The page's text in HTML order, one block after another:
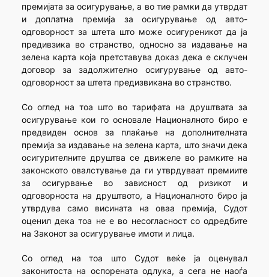
премијата за осигурување, а во тие рамки да утврдат
и доплатна премија за осигурување од авто-
одговорност за штета што може осигуреникот да ја
предивзика во странство, односно за издавање на
зелена карта која претставува доказ дека е склучен
договор за задолжително осигурување од авто-
одговорност за штета предизвикана во странство.
Со оглед на тоа што во тарифата на друштвата за
осигурување кои го основале Националното биро е
предвиден основ за плаќање на дополнителната
премија за издавање на зелена карта, што значи дека
осигурителните друштва се движеле во рамките на
законското овалстување да ги утврдуваат премиите
за осигурвање во зависност од ризикот и
одговорноста на друштвото, а Националното биро ја
утврдува само висината на оваа премија, Судот
оценил дека тоа не е во несогласност со одредбите
на Законот за осигурување имоти и лица.
Со оглед на тоа што Судот веќе ја оценувал
законитоста на оспорената одлука, а сега не наоѓа